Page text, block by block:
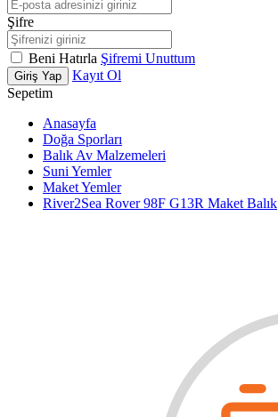
Şifre
Beni Hatırla Şifremi Unuttum
Giriş Yap
Kayıt Ol
Sepetim
Anasayfa
Doğa Sporları
Balık Av Malzemeleri
Suni Yemler
Maket Yemler
River2Sea Rover 98F G13R Maket Balık